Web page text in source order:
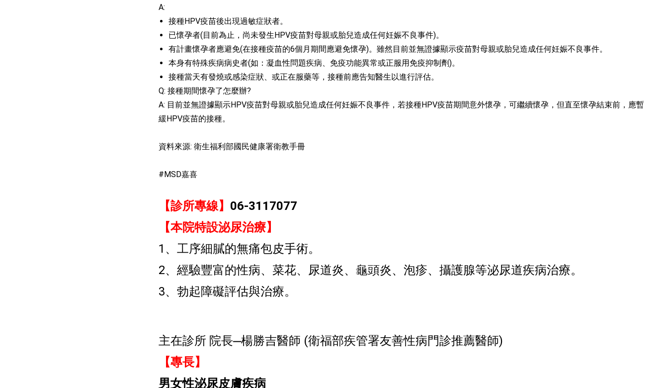
A:
接種HPV疫苗後出現過敏症狀者。
已懷孕者(目前為止，尚未發生HPV疫苗對母親或胎兒造成任何妊娠不良事件)。
有計畫懷孕者應避免(在接種疫苗的6個月期間應避免懷孕)。雖然目前並無證據顯示疫苗對母親或胎兒造成任何妊娠不良事件。
本身有特殊疾病病史者(如：凝血性問題疾病、免疫功能異常或正服用免疫抑制劑)。
接種當天有發燒或感染症狀、或正在服藥等，接種前應告知醫生以進行評估。
Q: 接種期間懷孕了怎麼辦?
A: 目前並無證據顯示HPV疫苗對母親或胎兒造成任何妊娠不良事件，若接種HPV疫苗期間意外懷孕，可繼續懷孕，但直至懷孕結束前，應暫
緩HPV疫苗的接種。
資料來源: 衛生福利部國民健康署衛教手冊
#MSD嘉喜
【診所專線】 06-3117077
【本院特設泌尿治療】
1、工序細膩的無痛包皮手術。
2、經驗豐富的性病、菜花、尿道炎、龜頭炎、泡疹、攝護腺等泌尿道疾病治療。
3、勃起障礙評估與治療。
主在診所 院長━楊勝吉醫師 (衛福部疾管署友善性病門診推薦醫師)
【專長】
男女性泌尿皮膚疾病